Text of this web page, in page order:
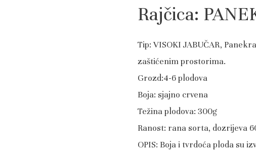
Rajčica:
Tip: VISOKI JABUČAR,
zaštićenim prostorima.
Grozd:4-6 plodova
Boja: sjajno crvena
Težina plodova: 300g
Ranost: rana sorta, dozrijeva
OPIS: Boja i tvrdoća ploda su